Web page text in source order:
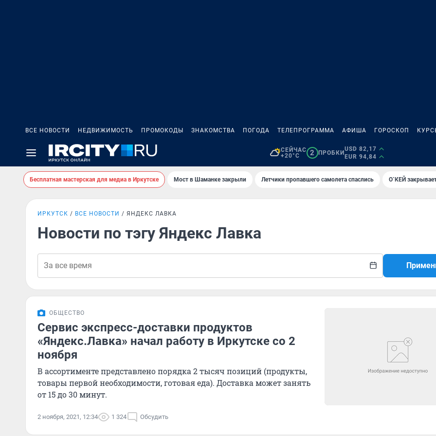
ВСЕ НОВОСТИ НЕДВИЖИМОСТЬ ПРОМОКОДЫ ЗНАКОМСТВА ПОГОДА ТЕЛЕПРОГРАММА АФИША ГОРОСКОП
СЕЙЧАС
+20°C
2 ПРОБКИ
USD 82,17
EUR 94,84
Бесплатная мастерская для медиа в Иркутске Мост в Шаманке закрыли Летчики пропавшего самолета спаслись О`КЕЙ
ИРКУТСК ВСЕ НОВОСТИ ЯНДЕКС ЛАВКА
Новости по тэгу Яндекс Лавка
ОБЩЕСТВО
Сервис экспресс-доставки продуктов
«Яндекс.Лавка» начал работу в Иркутске со 2
ноября
В ассортименте представлено порядка 2 тысяч позиций (продукты,
товары первой необходимости, готовая еда). Доставка может занять
от 15 до 30 минут.
2 ноября, 2021, 12:34 1 324 Обсудить